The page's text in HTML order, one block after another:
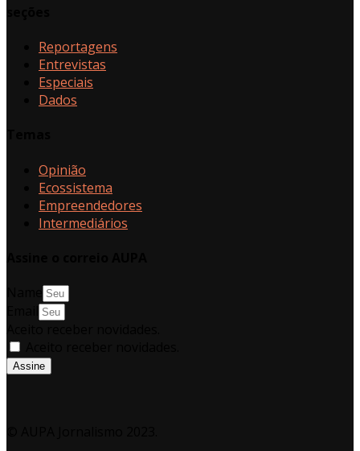
Reportagens
Entrevistas
Especiais
Dados
Opinião
Ecossistema
Empreendedores
Intermediários
Assine